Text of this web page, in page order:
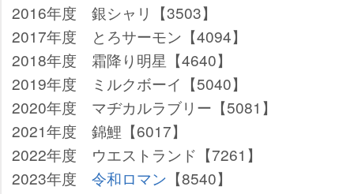
2016年度 銀シャリ【3503】
2017年度 とろサーモン【4094】
2018年度 霜降り明星【4640】
2019年度 ミルクボーイ【5040】
2020年度 マヂカルラブリー【5081】
2021年度 錦鯉【6017】
2022年度 ウエストランド【7261】
2023年度 令和ロマン 【8540】